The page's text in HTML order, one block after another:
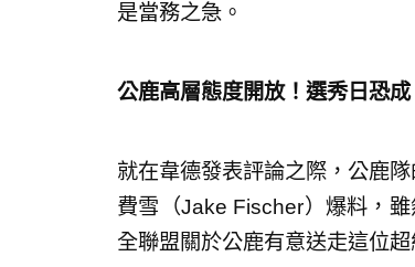
是當務之急。
公鹿高層態度開放！選秀日恐
就在韋德發表評論之際，公鹿
費雪（Jake Fischer）爆料，
全聯盟關於公鹿有意送走這位